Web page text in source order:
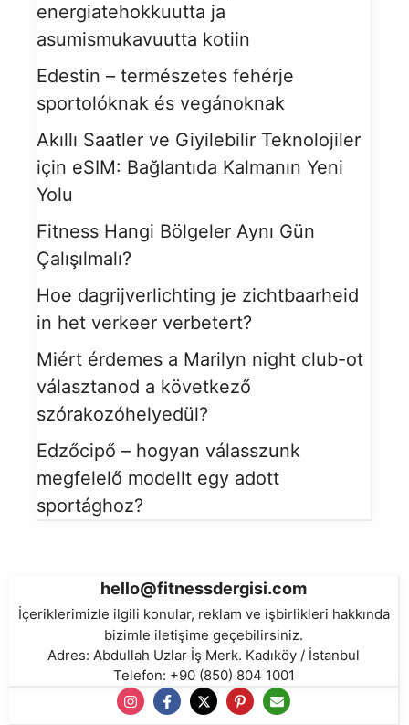
energiatehokkuutta ja
asumismukavuutta kotiin
Edestin – természetes fehérje
sportolóknak és vegánoknak
Akıllı Saatler ve Giyilebilir Teknolojiler
için eSIM: Bağlantıda Kalmanın Yeni
Yolu
Fitness Hangi Bölgeler Aynı Gün
Çalışılmalı?
Hoe dagrijverlichting je zichtbaarheid
in het verkeer verbetert?
Miért érdemes a Marilyn night club-ot
választanod a következő
szórakozóhelyedül?
Edzőcipő – hogyan válasszunk
megfelelő modellt egy adott
sportághoz?
hello@fitnessdergisi.com
İçeriklerimizle ilgili konular, reklam ve işbirlikleri hakkında
bizimle iletişime geçebilirsiniz.
Adres: Abdullah Uzlar İş Merk. Kadıköy / İstanbul
Telefon: +90 (850) 804 1001